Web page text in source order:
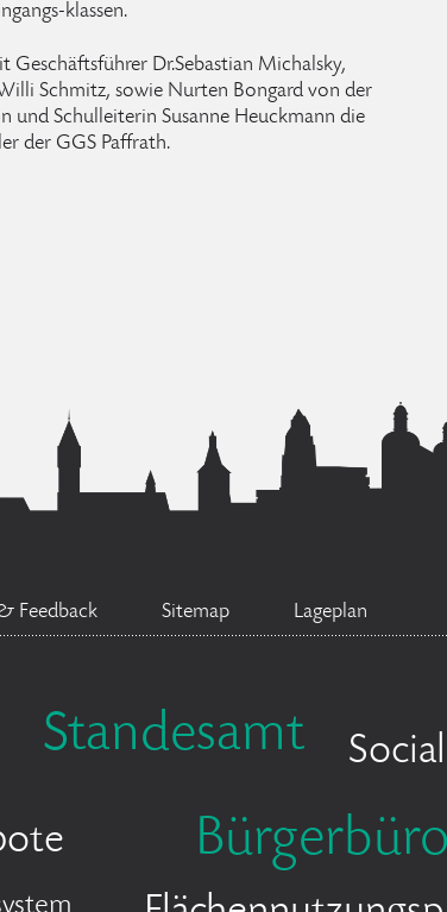
klassen.
Geschäftsführer Dr.Sebastian Michalsky,
Schmitz, sowie Nurten Bongard von der
und Schulleiterin Susanne Heuckmann die
der GGS Paffrath.
Feedback Sitemap Lageplan
Standesamt
Bürgerbüro